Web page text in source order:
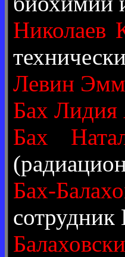
Николаев
Левин
Бах Лидия
Бах
Бах-